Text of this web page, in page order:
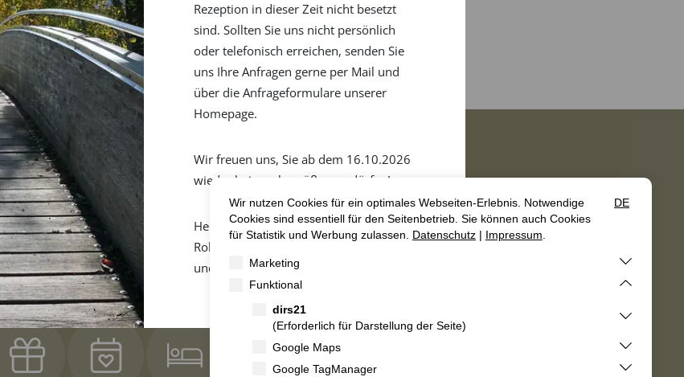
Straßheck 3
55481 Kirchberg
06763 93080
info@landhotel-karrenberg.de
Rezeption in dieser Zeit nicht besetzt
sind. Sollten Sie uns nicht persönlich
oder telefonisch erreichen, senden Sie
uns Ihre Anfragen gerne per Mail und
über die Anfrageformulare unserer
Homepage.
Wir freuen uns, Sie ab dem 16.10.2026
wieder bei uns begrüßen zu dürfen!
Herzliche Grüße
Roberto Olla, Marina Bast
und das gesamte Karrenberg-Team